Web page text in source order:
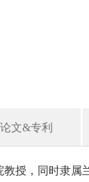
论文&专利
授，同时隶